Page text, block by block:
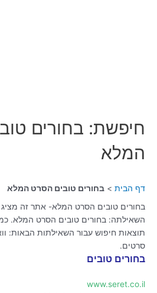
חיפשת: בחורים
המלא
דף הבית
בחורים טובים הסרט המלא
בחורים טובים הסרט המלא- אתר זה
השאילתה: בחורים טובים הסרט המלא.
תוצאות חיפוש עבור השאילתות הבאות:
סרטים.
בחורים טובים
www.seret.co.il